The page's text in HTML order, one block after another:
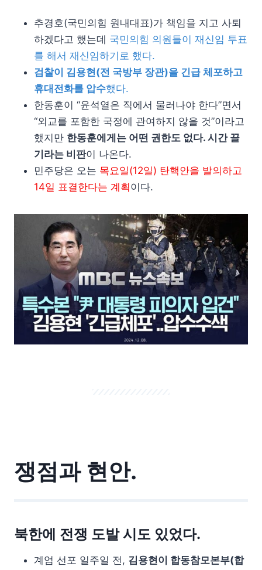
추경호(국민의힘 원내대표)가 책임을 지고 사퇴
하겠다고 했는데 국민의힘 의원들이 재신임 투표
를 해서 재신임하기로 했다.
검찰이 김용현(전 국방부 장관)을 긴급 체포하고
휴대전화를 압수했다.
한동훈이 “윤석열은 직에서 물러나야 한다”면서
“외교를 포함한 국정에 관여하지 않을 것”이라고
했지만 한동훈에게는 어떤 권한도 없다. 시간 끌
기라는 비판이 나온다.
민주당은 오는 목요일(12일) 탄핵안을 발의하고
14일 표결한다는 계획이다.
쟁점과 현안.
북한에 전쟁 도발 시도 있었다.
계엄 선포 일주일 전, 김용현이 합동참모본부(합